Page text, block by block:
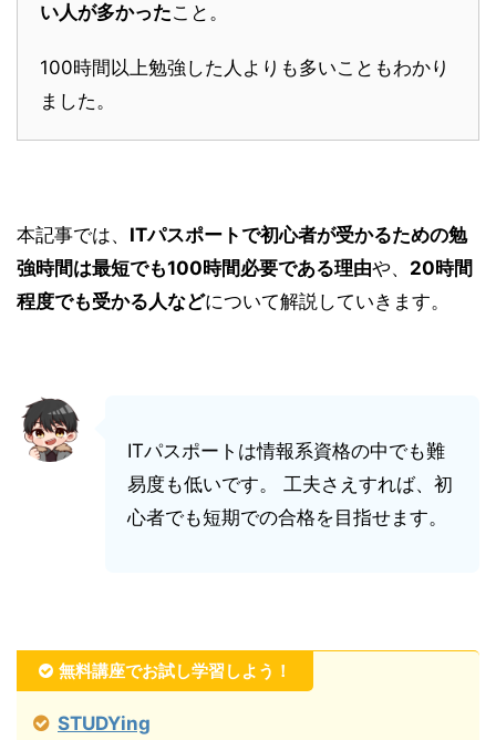
い人が多かったこと。
100時間以上勉強した人よりも多いこともわかり
ました。
本記事では、 ITパスポートで初心者が受かるための勉
強時間は最短でも100時間必要である理由や、 20時間
程度でも受かる人などについて解説していきます。
ITパスポートは情報系資格の中でも難
易度も低いです。 工夫さえすれば、初
心者でも短期での合格を目指せます。
無料講座でお試し学習しよう！
STUDYing